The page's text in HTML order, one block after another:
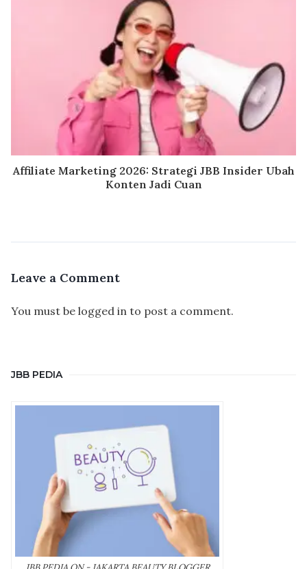
Affiliate Marketing 2026: Strategi JBB Insider Ubah
Konten Jadi Cuan
Leave a Comment
You must be logged in to post a comment.
JBB PEDIA